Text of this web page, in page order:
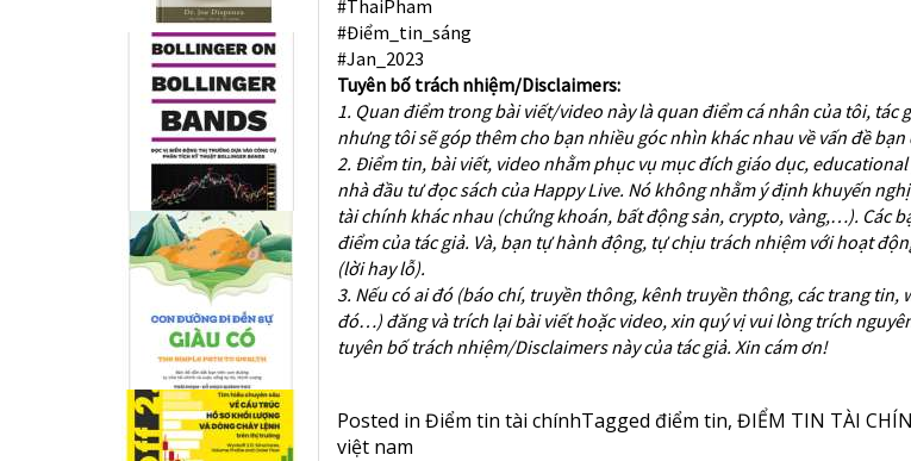
#ThaiPham
#Điểm_tin_sáng
#Jan_2023
Tuyên bố trách nhiệm/Disclaimers:
1. Quan điểm trong bài viết/video này là quan điểm cá nhân của tôi, tác
nhưng tôi sẽ góp thêm cho bạn nhiều góc nhìn khác nhau về vấn đề bạn
2. Điểm tin, bài viết, video nhằm phục vụ mục đích giáo dục,
nhà đầu tư đọc sách của Happy Live. Nó không nhằm ý định khuyến
tài chính khác nhau (chứng khoán, bất động sản, crypto, vàng,…). Các
điểm của tác giả. Và, bạn tự hành động, tự chịu trách nhiệm với hoạt
(lời hay lỗ).
3. Nếu có ai đó (báo chí, truyền thông, kênh truyền thông, các trang tin,
đó…) đăng và trích lại bài viết hoặc video, xin quý vị vui lòng trích
tuyên bố trách nhiệm/Disclaimers này của tác giả. Xin cám ơn!
Posted in Điểm tin tài chínhTagged điểm tin, ĐIỂM TIN TÀI
việt nam